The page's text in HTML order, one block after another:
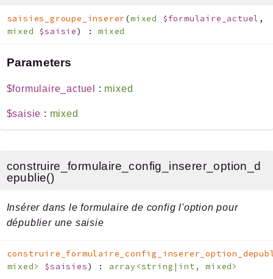
saisies_groupe_inserer(mixed $formulaire_actuel ,
mixed $saisie) :mixed
Parameters
$formulaire_actuel : mixed
$saisie : mixed
construire_formulaire_config_inserer_option_d
epublie()
Insérer dans le formulaire de config l'option pour
dépublier une saisie
mixed> $saisies) : array<string|int, mixed>